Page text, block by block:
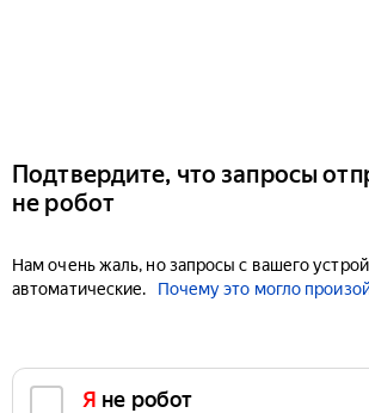
Подтвердите, что запросы
не робот
Нам очень жаль, но запросы с вашего
автоматические.
Почему это могло
Я не робот